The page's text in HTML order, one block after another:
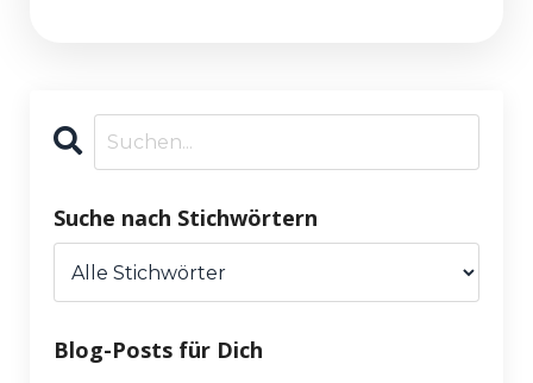
Suche nach Stichwörtern
Blog-Posts für Dich